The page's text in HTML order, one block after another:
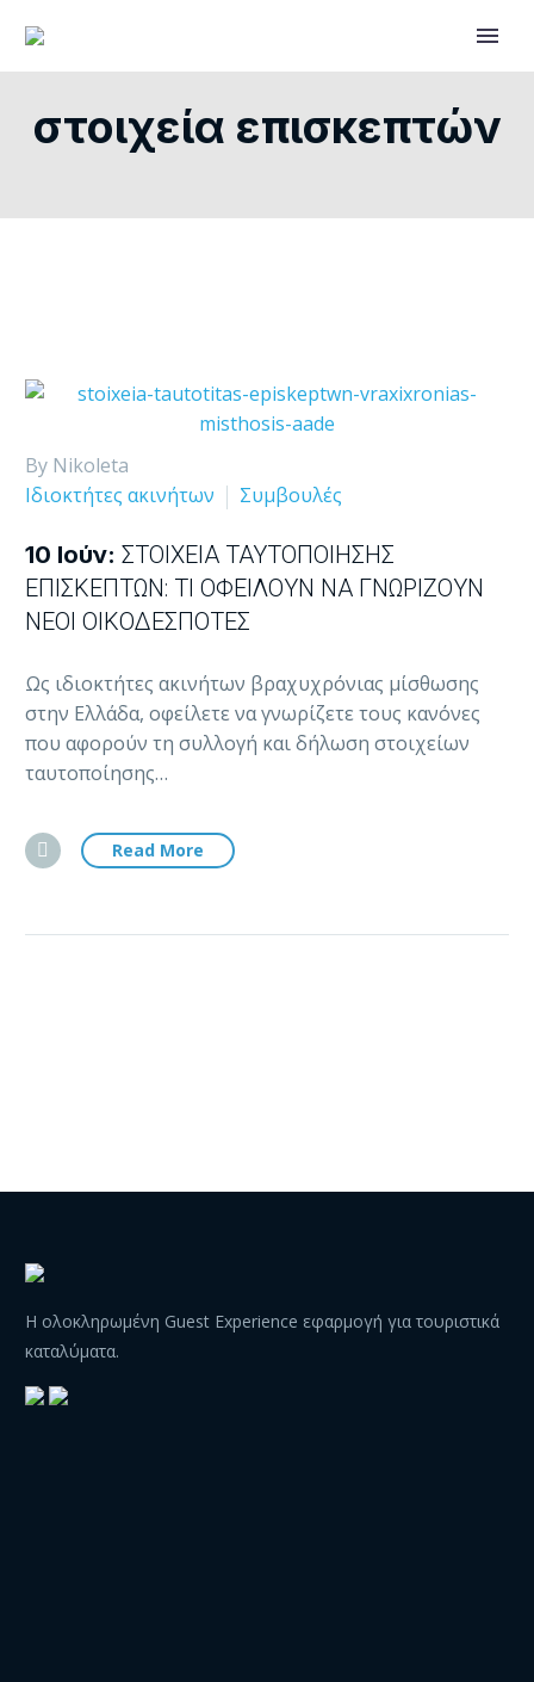
στοιχεία επισκεπτών
By Nikoleta
Ιδιοκτήτες ακινήτων
Συμβουλές
10 Ιούν: ΣΤΟΙΧΕΊΑ ΤΑΥΤΟΠΟΊΗΣΗΣ
ΕΠΙΣΚΕΠΤΏΝ: ΤΙ ΟΦΕΊΛΟΥΝ ΝΑ ΓΝΩΡΊΖΟΥΝ
ΝΈΟΙ ΟΙΚΟΔΕΣΠΌΤΕΣ
Ως ιδιοκτήτες ακινήτων βραχυχρόνιας μίσθωσης
στην Ελλάδα, οφείλετε να γνωρίζετε τους κανόνες
που αφορούν τη συλλογή και δήλωση στοιχείων
ταυτοποίησης…
Read More
Η ολοκληρωμένη Guest Experience εφαρμογή για τουριστικά
καταλύματα.